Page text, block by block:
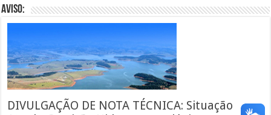
AVISO:
DIVULGAÇÃO DE NOTA TÉCNICA: Situação